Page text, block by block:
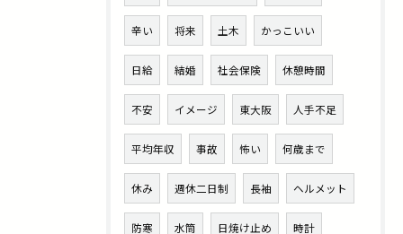
辛い 将来 土木 かっこいい
日給 結婚 社会保険 休憩時間
不安 イメージ 東大阪 人手不足
平均年収 事故 怖い 何歳まで
休み 週休二日制 長袖 ヘルメット
防寒 水筒 日焼け止め 時計